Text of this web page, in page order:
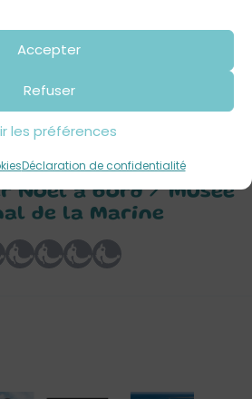
Accepter
Refuser
les préférences
Déclaration de confidentialité
avis sur
Noël à bord / Musée
de la Marine